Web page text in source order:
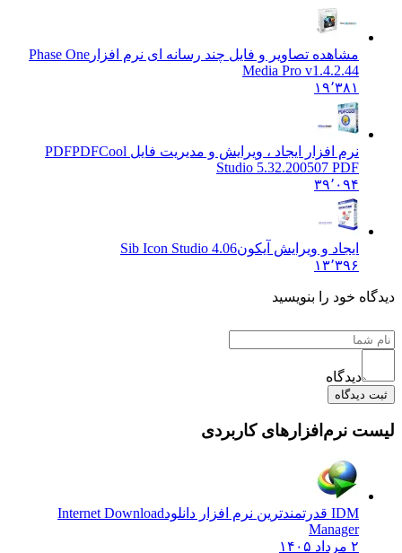
مشاهده تصاویر و فایل چند رسانه ای نرم افزار Phase One
Media Pro v1.4.2.44
۱۹٬۳۸۱
نرم افزار ایجاد ، ویرایش و مدیریت فایل PDF PDFCool
Studio 5.32.200507 PDF
۳۹٬۰۹۴
ایجاد و ویرایش آیکون Sib Icon Studio 4.06
۱۳٬۳۹۶
خود را بنویسید
دیدگاه
نرم‌افزارهای کاربردی
Internet Download
Manager